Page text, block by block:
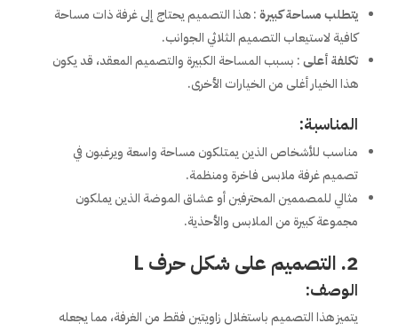
يتطلب مساحة كبيرة: هذا التصميم يحتاج إلى غرفة ذات مساحة
كافية لاستيعاب التصميم الثلاثي الجوانب.
تكلفة أعلى: بسبب المساحة الكبيرة والتصميم المعقد، قد يكون
هذا الخيار أغلى من الخيارات الأخرى.
المناسبة:
مناسب للأشخاص الذين يمتلكون مساحة واسعة ويرغبون في
تصميم غرفة ملابس فاخرة ومنظمة.
مثالي للمصممين المحترفين أو عشاق الموضة الذين يملكون
مجموعة كبيرة من الملابس والأحذية.
2. التصميم على شكل حرف L
الوصف:
يتميز هذا التصميم باستغلال زاويتين فقط من الغرفة، مما يجعله